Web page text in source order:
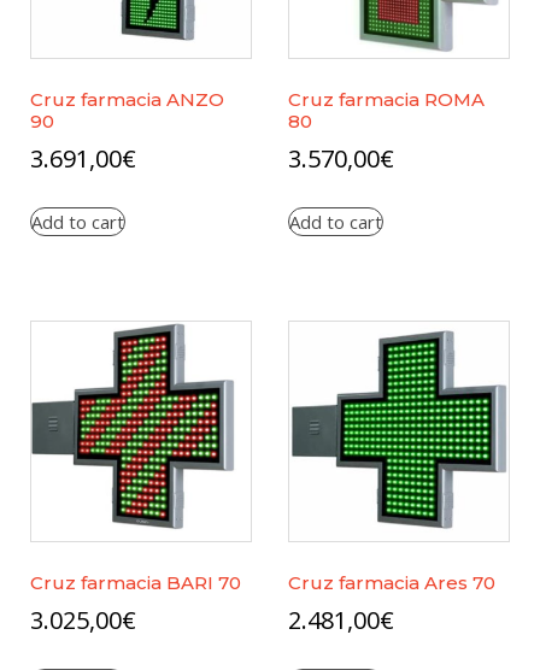
Cruz farmacia ANZO
90
3.691,00€
Add to cart
Cruz farmacia ROMA
80
3.570,00€
Add to cart
Cruz farmacia BARI 70
3.025,00€
Cruz farmacia Ares 70
2.481,00€